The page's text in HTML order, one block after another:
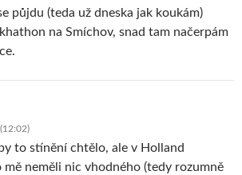
půjdu (teda už dneska jak koukám)
na Smíchov, snad tam načerpám
to stínění chtělo, ale v Holland
mě neměli nic vhodného (tedy rozumně